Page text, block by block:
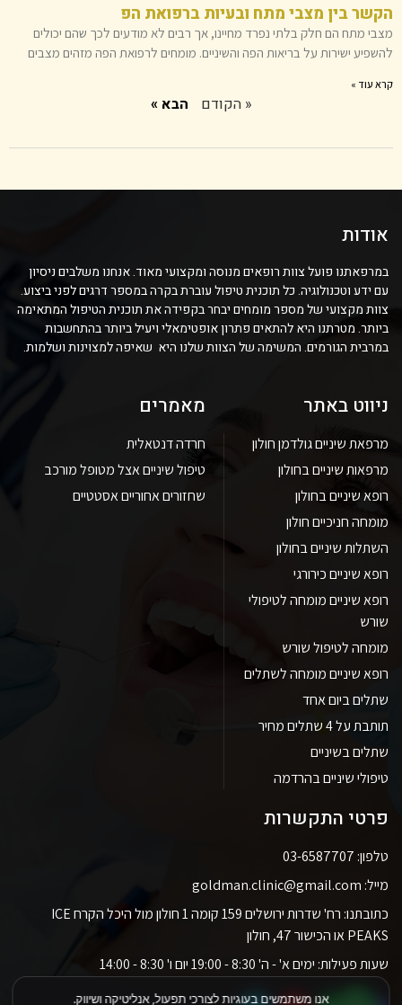
אנו משתמשים בעוגיות לצורכי תפעול, אנליטיקה ושיווק.
הקשר בין מצבי מתח ובעיות ברפואת הפ
מצבי מתח הם חלק בלתי נפרד מחיינו, אך רבים לא מודעים לכך שהם יכולים
להשפיע ישירות על בריאות הפה והשיניים. מומחים לרפואת הפה מזהים מצבים
קרא עוד »
« הקודם הבא »
אודות
במרפאתנו פועל צוות רופאים מנוסה ומקצועי מאוד. אנחנו משלבים ניסיון
עם ידע וטכנולוגיה. כל תוכנית טיפול עוברת בקרה במספר דרגים לפני ביצוע.
צוות מקצועי של מספר מומחים יבחר בקפידה את תוכנית הטיפול המתאימה
ביותר. מטרתנו היא להתאים פתרון אופטימאלי ויעיל ביותר בהתחשבות
במרבית הגורמים. המשימה של הצוות שלנו היא שאיפה למצוינות ושלמות.
ניווט באתר
מרפאת שיניים גולדמן חולון
מרפאות שיניים בחולון
רופא שיניים בחולון
מומחה חניכיים חולון
השתלות שיניים בחולון
רופא שיניים כירורגי
רופא שיניים מומחה לטיפולי
שורש
מומחה לטיפול שורש
רופא שיניים מומחה לשתלים
שתלים ביום אחד
תותבת על 4 שתלים מחיר
שתלים בשיניים
טיפולי שיניים בהרדמה
מאמרים
חרדה דנטאלית
טיפול שיניים אצל מטופל מורכב
שחזורים אחוריים אסטטיים
פרטי התקשרות
טלפון: 03-6587707
מייל: goldman.clinic@gmail.com
כתובתנו: רח' שדרות ירושלים 159 קומה 1 חולון מול היכל הקרח ICE
PEAKS או הכישור 47, חולון
שעות פעילות: ימים א' - ה' 8:30 - 19:00 יום ו' 8:30 - 14:00